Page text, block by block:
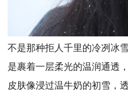
不是那种拒人千里的冷冽冰雪
是裹着一层柔光的温润通透，
皮肤像浸过温牛奶的初雪，